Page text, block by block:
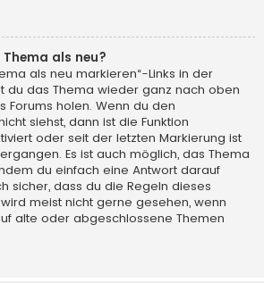
als neu?
als neu markieren“-Links in der
du das Thema wieder ganz nach oben
Forums holen. Wenn du den
siehst, dann ist die Funktion
oder seit der letzten Markierung ist
Es ist auch möglich, das Thema
du einfach eine Antwort darauf
sicher, dass du die Regeln dieses
meist nicht gerne gesehen, wenn
alte oder abgeschlossene Themen